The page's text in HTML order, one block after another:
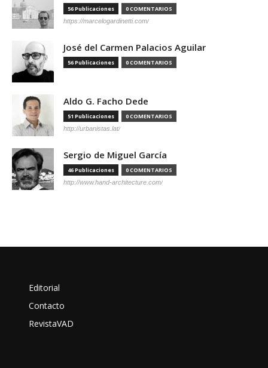
56 Publicaciones 0 COMENTARIOS
https://marcelogardinetti.com/
José del Carmen Palacios Aguilar
56 Publicaciones 0 COMENTARIOS
Aldo G. Facho Dede
51 Publicaciones 0 COMENTARIOS
http://urbanistas.lat/
Sergio de Miguel García
46 Publicaciones 0 COMENTARIOS
http://www.hand-architecture.com/
Editorial
Contacto
RevistaVAD